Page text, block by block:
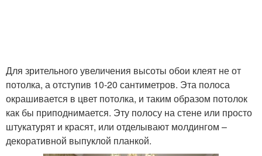
Для зрительного увеличения высоты обои клеят не от
потолка, а отступив 10-20 сантиметров. Эта полоса
окрашивается в цвет потолка, и таким образом потолок
как бы приподнимается. Эту полосу на стене или просто
штукатурят и красят, или отделывают молдингом –
декоративной выпуклой планкой.